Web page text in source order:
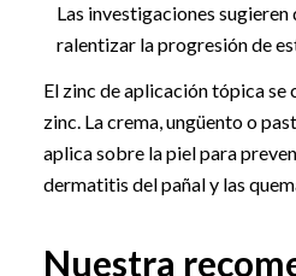
Las investigaciones
ralentizar la progresión de
El zinc de aplicación tópica se
zinc. La crema, ungüento o
aplica sobre la piel para
dermatitis del pañal y las
Nuestra